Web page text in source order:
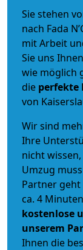
Sie stehen
nach Fada
mit Arbeit
Sie uns
wie möglich
die perfekte
von
Wir sind
Ihre
nicht
Umzug
Partner geht
ca. 4
kostenlose
unserem
Ihnen die